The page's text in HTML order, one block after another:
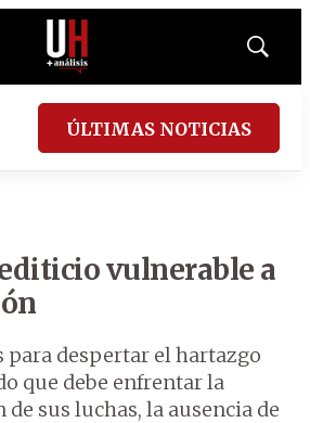
Mostrar
ÚLTIMAS NOTICIAS
vulnerable a
para despertar el hartazgo
que debe enfrentar la
sus luchas, la ausencia de